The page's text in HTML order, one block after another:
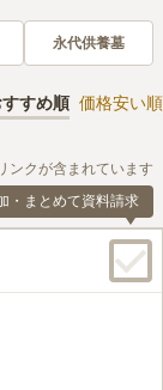
永代供養墓
すすめ順 価格安い順
ンクが含まれています
・まとめて資料請求